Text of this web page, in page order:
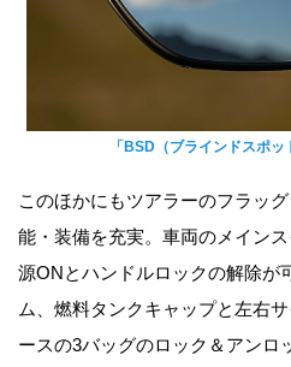
「BSD（ブラインドスポッ
このほかにもツアラーのフラッ
能・装備を充実。車両のメイン
源ONとハンドルロックの解除が
ム、燃料タンクキャップと左右
ースの3バッグのロック＆アンロ